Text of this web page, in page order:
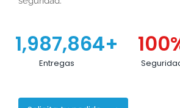
Entregas
1,987,864+ 100